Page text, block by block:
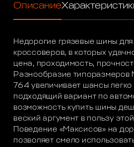
Описание
Недорогие грязевые шины
кроссоверов, в которых
цена, проходимость,
Разнообразие типоразмеров
764 увеличивает шансы легко
подходящий вариант по
возможность купить шины
веский аргумент в пользу
Поведение «Максисов» на
позволяет смело